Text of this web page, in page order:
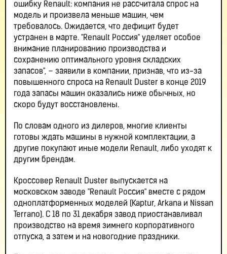
ошибку Renault: компания не рассчитала спрос на
модель и произвела меньше машин, чем
требовалось. Ожидается, что дефицит будет
устранен в марте. "Renault Россия" уделяет особое
внимание планированию производства и
сохранению оптимального уровня складских
запасов", – заявили в компании, признав, что из-за
повышенного спроса на Renault Duster в конце 2019
года запасы машин оказались ниже обычных, но
скоро будут восстановлены.
По словам одного из дилеров, многие клиенты
готовы ждать машины в нужной комплектации, а
другие покупают иные модели Renault, либо уходят к
другим брендам.
Кроссовер Renault Duster выпускается на
московском заводе "Renault Россия" вместе с рядом
одноплатформенных моделей (Kaptur, Arkana и Nissan
Terrano). С 18 по 31 декабря завод приостанавливал
производство на время зимнего корпоративного
отпуска, а затем и на новогодние праздники.